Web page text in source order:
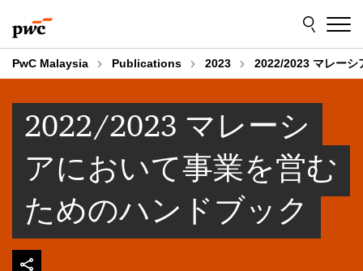
to
content
to
footer
PwC Malaysia Publications 2023 2022/2023 マレーシ
2022/2023 マレーシ
アにおいて事業を営む
ためのハンドブック